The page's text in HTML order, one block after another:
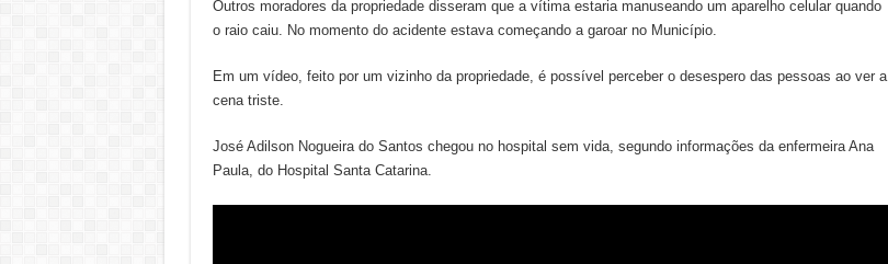
Outros moradores da propriedade disseram que a vítima estaria manuseando um aparelho celular quando
o raio caiu. No momento do acidente estava começando a garoar no Município.
Em um vídeo, feito por um vizinho da propriedade, é possível perceber o desespero das pessoas ao ver a
cena triste.
José Adilson Nogueira do Santos chegou no hospital sem vida, segundo informações da enfermeira Ana
Paula, do Hospital Santa Catarina.